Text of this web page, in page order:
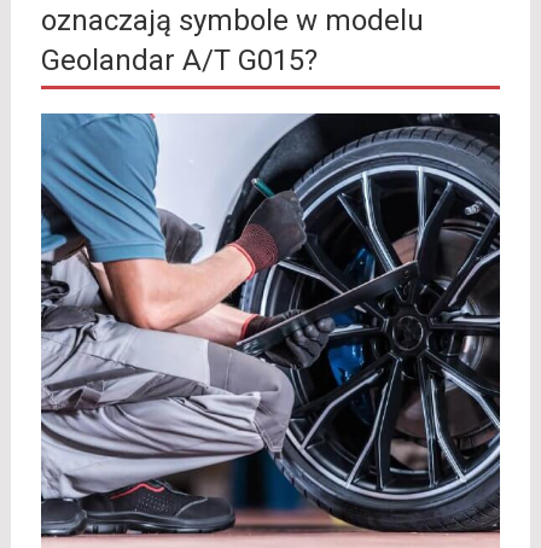
oznaczają symbole w modelu
Geolandar A/T G015?